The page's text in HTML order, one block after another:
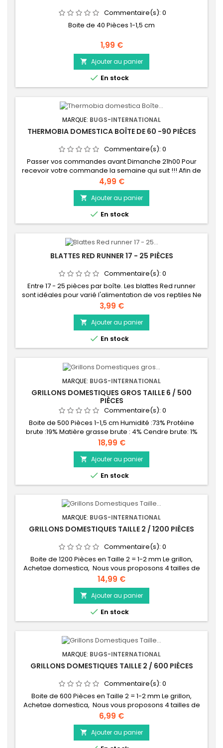
Commentaire(s): 0
Boite de 40 Pièces 1-1,5 cm
Prix
1,99 €
 Ajouter au panier
 En stock
MARQUE: BUGS-INTERNATIONAL
THERMOBIA DOMESTICA BOÎTE DE 60 -90 PIÈCES
Commentaire(s): 0
Passer vos commandes avant Dimanche 21h00 Pour
recevoir votre commande la semaine qui suit !!! Afin de
garantir une fraicheur maximum de vos insectes vivants,
nous effectuons un stock d'insectes vivants à la
semaine. C'est la raison pour laquelle nous vous
demandons votre commande avant le Dimanche 21h00
dernier délai afin que pour la semaine qui suit...
Prix
4,99 €
 Ajouter au panier
 En stock
BLATTES RED RUNNER 17 - 25 PIÈCES
Commentaire(s): 0
Entre 17 - 25 pièces par boîte. Les blattes Red runner
sont idéales pour varié l'alimentation de vos reptiles Ne
grimpe pas au parois lisse Extrêmement facile
d'élevage Passer vos commandes
avant Dimanche 21h00 Pour recevoir votre commande
la semaine qui suit !!! Afin de garantir une fraicheur
maximum de vos insectes vivants, nous effectuons un
stock...
Prix
3,99 €
 Ajouter au panier
 En stock
MARQUE: BUGS-INTERNATIONAL
GRILLONS DOMESTIQUES GROS TAILLE 6 / 500
PIÈCES
Commentaire(s): 0
Boite de 500 Pièces 1-1,5 cm Humidité :73% Protéine
brute :19% Matière grasse brute : 4% Cendre brute: 1%
Prix
18,99 €
 Ajouter au panier
 En stock
MARQUE: BUGS-INTERNATIONAL
GRILLONS DOMESTIQUES TAILLE 2 / 1200 PIÈCES
Commentaire(s): 0
Boite de 1200 Pièces en Taille 2 = 1-2 mm Le grillon,
Achetae domestica, Nous vous proposons 4 tailles de
grillons, afin de bien respecter les proportions
insecte/animal. La taille correspond au nombre de
mues que le grillon a effectué depuis sa naissance : -
Taille 2 : environ 1-2 mm (2 mues) - Taille 3 : environ 5-7
mm (3 mues) - Taille 4 : environ...
Prix
14,99 €
 Ajouter au panier
 En stock
MARQUE: BUGS-INTERNATIONAL
GRILLONS DOMESTIQUES TAILLE 2 / 600 PIÈCES
Commentaire(s): 0
Boite de 600 Pièces en Taille 2 = 1-2 mm Le grillon,
Achetae domestica, Nous vous proposons 4 tailles de
grillons, afin de bien respecter les proportions
insecte/animal. La taille correspond au nombre de
mues que le grillon a effectué depuis sa naissance : -
Taille 2 : environ 1-2 mm (2 mues) - Taille 3 : environ 5-7
Prix
6,99 €
 Ajouter au panier